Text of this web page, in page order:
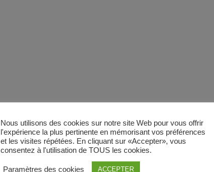
Nous utilisons des cookies sur notre site Web pour vous offrir
l'expérience la plus pertinente en mémorisant vos préférences
et les visites répétées. En cliquant sur «Accepter», vous
consentez à l'utilisation de TOUS les cookies.
Paramètres des cookies ACCEPTER